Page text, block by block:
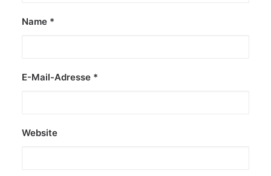
Name *
E-Mail-Adresse *
Website